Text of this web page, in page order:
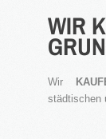
WIR
Wir
städtischen